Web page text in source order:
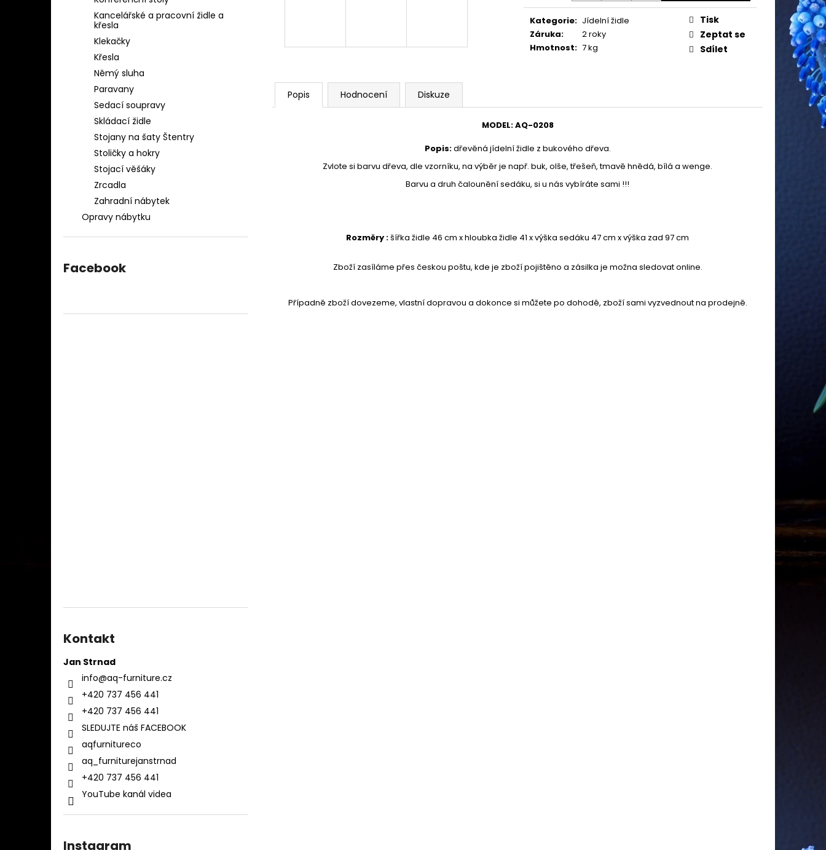
Kancelářské a pracovní židle a
křesla
Klekačky
Křesla
Němý sluha
Paravany
Sedací soupravy
Skládací židle
Stojany na šaty Štentry
Stoličky a hokry
Stojací věšáky
Zrcadla
Zahradní nábytek
Opravy nábytku
Facebook
Kontakt
Jan Strnad
info@aq-furniture.cz
+420 737 456 441
+420 737 456 441
SLEDUJTE náš FACEBOOK
aqfurnitureco
aq_furniturejanstrnad
+420 737 456 441
YouTube kanál videa
Instagram
Kategorie: Jídelní židle
Záruka:
2 roky
Hmotnost: 7 kg
Tisk
Zeptat se
Sdílet
Popis Hodnocení Diskuze
MODEL:AQ-0208
Popis:dřevěná jídelní židle z bukového dřeva.
Zvlote si barvu dřeva, dle vzorníku, na výběr je např. buk, olše, třešeň, tmavě hnědá, bílá a wenge.
Barvu a druh čalounění sedáku, si u nás vybíráte sami !!!
Rozměry :šířka židle 46 cm x hloubka židle 41 x výška sedáku 47 cm x výška zad 97 cm
Zboží zasíláme přes českou poštu, kde je zboží pojištěno a zásilka je možna sledovat online.
Případně zboží dovezeme, vlastní dopravou a dokonce si můžete po dohodě, zboží sami vyzvednout na prodejně.
1 280 Kč
24 300 Kč